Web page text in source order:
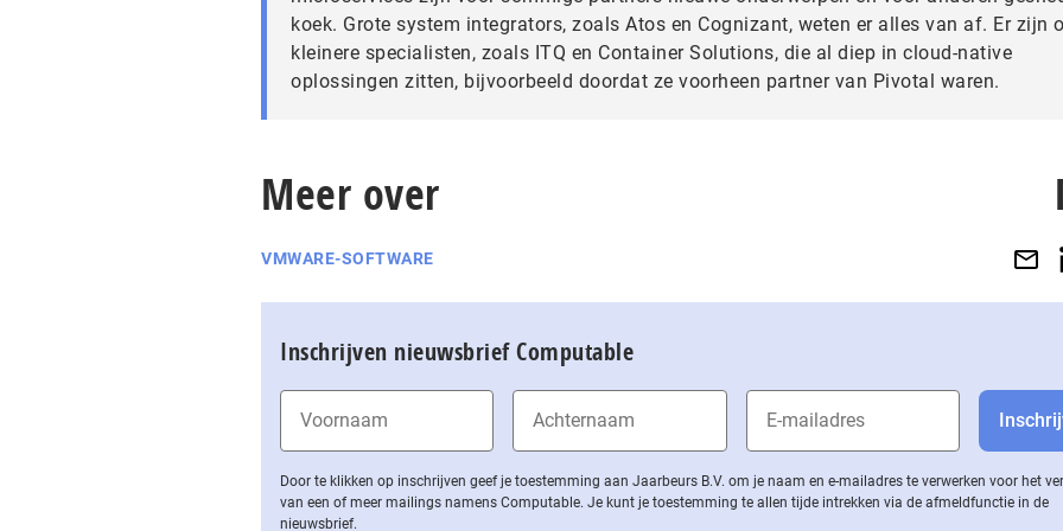
koek. Grote system integrators, zoals Atos en Cognizant, weten er alles van af. Er zijn
kleinere specialisten, zoals ITQ en Container Solutions, die al diep in cloud-native
oplossingen zitten, bijvoorbeeld doordat ze voorheen partner van Pivotal waren.
Meer over
VMWARE-SOFTWARE
Inschrijven nieuwsbrief Computable
Door te klikken op inschrijven geef je toestemming aan Jaarbeurs B.V. om je naam en e-mailadres te verwerken voor het
van een of meer mailings namens Computable. Je kunt je toestemming te allen tijde intrekken via de af­meld­func­tie in de
nieuwsbrief.